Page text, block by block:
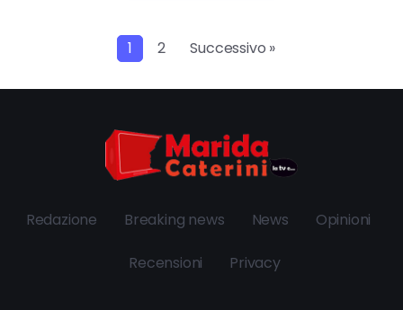
1 2 Successivo »
Redazione Breaking news News Opinioni
Recensioni Privacy